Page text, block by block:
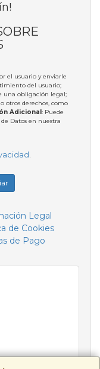
el usuario y enviarle
del usuario;
una obligación legal;
otros derechos, como
Adicional : Puede
Datos en nuestra
.
Legal
de Cookies
de Pago